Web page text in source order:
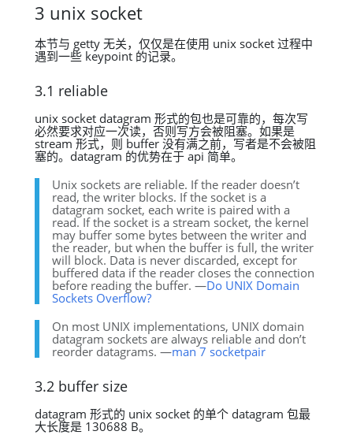
3 unix socket
本节与 getty 无关，仅仅是在使用 unix socket 过程中
遇到一些 keypoint 的记录。
3.1 reliable
unix socket datagram 形式的包也是可靠的，每次写
必然要求对应一次读，否则写方会被阻塞。如果是
stream 形式，则 buffer 没有满之前，写者是不会被阻
塞的。datagram 的优势在于 api 简单。
Unix sockets are reliable. If the reader doesn’t
read, the writer blocks. If the socket is a
datagram socket, each write is paired with a
read. If the socket is a stream socket, the kernel
may buffer some bytes between the writer and
the reader, but when the buffer is full, the writer
will block. Data is never discarded, except for
buffered data if the reader closes the connection
before reading the buffer. —Do UNIX Domain
Sockets Overflow?
On most UNIX implementations, UNIX domain
datagram sockets are always reliable and don’t
reorder datagrams. —man 7 socketpair
3.2 buffer size
datagram 形式的 unix socket 的单个 datagram 包最
大长度是 130688 B。